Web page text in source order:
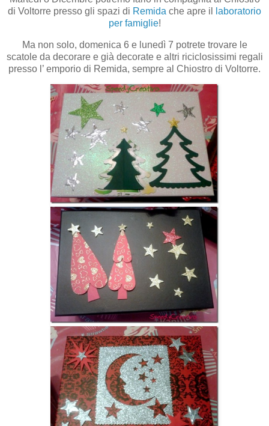
di Voltorre presso gli spazi di Remida che apre il
laboratorio
per famiglie!
Ma non solo, domenica 6 e lunedì 7 potrete trovare le
scatole da decorare e già decorate e altri riciclosissimi regali
presso l’ emporio di Remida, sempre al Chiostro di Voltorre.